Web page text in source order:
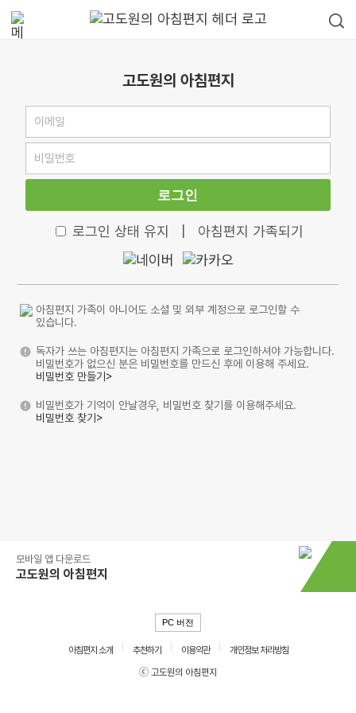
고도원의 아침편지
로그인
로그인 상태 유지 아침편지 가족되기
아침편지 가족이 아니어도 소셜 및 외부 계정으로 로그인할 수
있습니다.
독자가 쓰는 아침편지는 아침편지 가족으로 로그인하셔야 가능합니다.
비밀번호가 없으신 분은 비밀번호를 만드신 후에 이용해 주세요.
비밀번호 만들기>
비밀번호가 기억이 안날경우, 비밀번호 찾기를 이용해주세요.
비밀번호 찾기>
모바일 앱 다운로드
고도원의 아침편지
PC 버전
아침편지 소개 추천하기 이용약관
개인정보 처리방침
ⓒ 고도원의 아침편지